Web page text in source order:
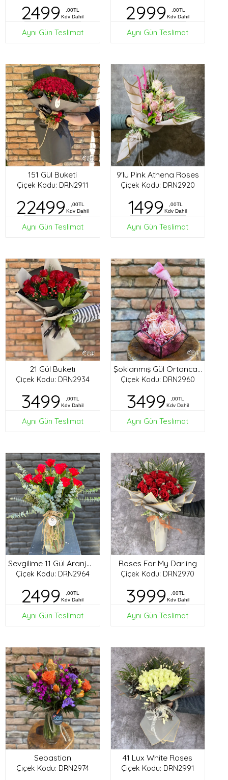
2499
,00TL
Kdv Dahil
Aynı Gün Teslimat
2999
,00TL
Kdv Dahil
Aynı Gün Teslimat
151 Gül Buketi
Çiçek Kodu: DRN2911
22499
,00TL
Kdv Dahil
Aynı Gün Teslimat
9'lu Pink Athena Roses
Çiçek Kodu: DRN2920
1499
,00TL
Kdv Dahil
Aynı Gün Teslimat
21 Gül Buketi
Çiçek Kodu: DRN2934
3499
,00TL
Kdv Dahil
Aynı Gün Teslimat
Şoklanmış Gül Ortanca Tasarım
Çiçek Kodu: DRN2960
3499
,00TL
Kdv Dahil
Aynı Gün Teslimat
Sevgilime 11 Gül Aranjman
Çiçek Kodu: DRN2964
2499
,00TL
Kdv Dahil
Aynı Gün Teslimat
Roses For My Darling
Çiçek Kodu: DRN2970
3999
,00TL
Kdv Dahil
Aynı Gün Teslimat
Sebastian
Çiçek Kodu: DRN2974
41 Lux White Roses
Çiçek Kodu: DRN2991